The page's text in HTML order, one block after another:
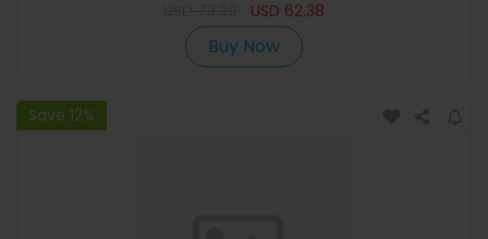
USD 62.38
Buy Now
Save 12%